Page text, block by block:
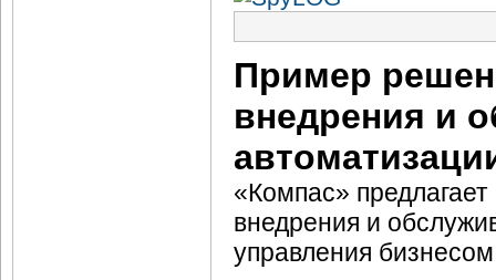
Пример
внедрения и
«Компас»
внедрения и
управления